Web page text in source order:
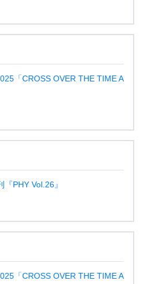
「CROSS OVER THE TIME A
PHY Vol.26』
「CROSS OVER THE TIME A